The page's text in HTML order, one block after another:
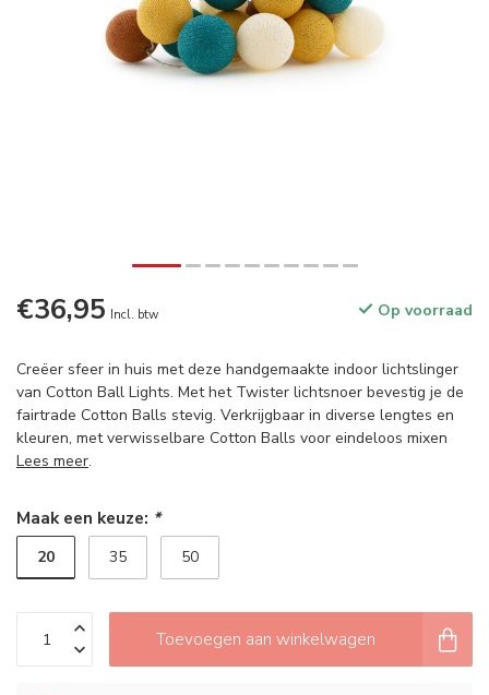
€36,95 Incl. btw Op voorraad
Creëer sfeer in huis met deze handgemaakte indoor lichtslinger
van Cotton Ball Lights. Met het Twister lichtsnoer bevestig je de
fairtrade Cotton Balls stevig. Verkrijgbaar in diverse lengtes en
kleuren, met verwisselbare Cotton Balls voor eindeloos mixen
Lees meer.
Maak een keuze: *
20 35 50
Toevoegen aan winkelwagen